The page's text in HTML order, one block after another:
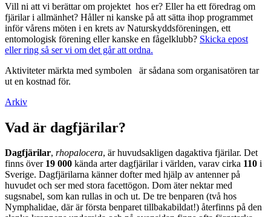
Vill ni att vi berättar om projektet hos er? Eller ha ett föredrag om
fjärilar i allmänhet? Håller ni kanske på att sätta ihop programmet
inför vårens möten i en krets av Naturskyddsföreningen, ett
entomologisk förening eller kanske en fågelklubb? Skicka epost
eller ring så ser vi om det går att ordna.
Aktiviteter märkta med symbolen
är sådana som organisatören tar
ut en kostnad för.
Arkiv
Vad är dagfjärilar?
Dagfjärilar, rhopalocera, är huvudsakligen dagaktiva fjärilar. Det
finns över 19 000 kända arter dagfjärilar i världen, varav cirka 110 i
Sverige. Dagfjärilarna känner dofter med hjälp av antenner på
huvudet och ser med stora facettögon. Dom äter nektar med
sugsnabel, som kan rullas in och ut. De tre benparen (två hos
Nymphalidae, där är första benparet tillbakabildat!) återfinns på den